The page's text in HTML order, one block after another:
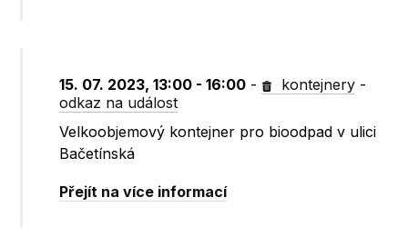
15. 07. 2023, 13:00 - 16:00 - kontejnery -
odkaz na událost
Velkoobjemový kontejner pro bioodpad v ulici
Bačetínská
Přejít na více informací